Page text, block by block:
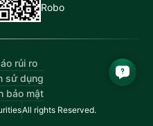
Robo
rủi ro
sử dụng
bảo mật
All rights Reserved.